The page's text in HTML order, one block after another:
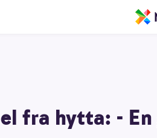
fra hytta: - En